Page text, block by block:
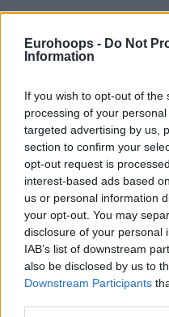
Eurohoops - Do Not
Information
If you wish to opt-out of
processing of your
targeted advertising by us,
section to confirm your
opt-out request is
interest-based ads based
us or personal information
your opt-out. You may
disclosure of your personal
IAB’s list of downstream
also be disclosed by us to
Downstream Participants
siquiera en la Elite 2, en la
falta de garantías sobre la
Se espera que el AS
Federación Francesa.
El AS Mónaco, proclamado
junio, no podrá defender
Un club que, como ningún
conquistó cuatro títulos